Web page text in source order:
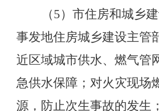
（5）市住房和城乡
事发地住房城乡建设主管
近区域城市供水、燃气管
急供水保障；对火灾现场
源，防止次生事故的发生